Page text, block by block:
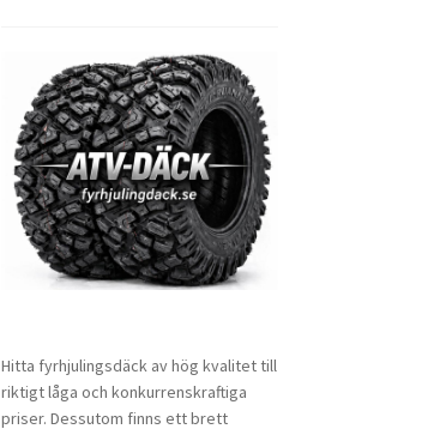
Hitta fyrhjulingsdäck av hög kvalitet till
riktigt låga och konkurrenskraftiga
priser. Dessutom finns ett brett